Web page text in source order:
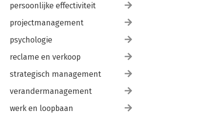
persoonlijke effectiviteit
projectmanagement
psychologie
reclame en verkoop
strategisch management
verandermanagement
werk en loopbaan